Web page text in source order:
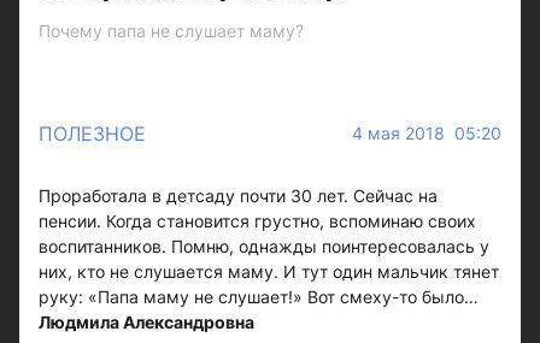
Почему папа не слушает маму?
ПОЛЕЗНОЕ 4 мая 2018 05:20
Проработала в детсаду почти 30 лет. Сейчас на
пенсии. Когда становится грустно, вспоминаю своих
воспитанников. Помню, однажды поинтересовалась у
них, кто не слушается маму. И тут один мальчик тянет
руку: «Папа маму не слушает!» Вот смеху-то было…
Людмила Александровна